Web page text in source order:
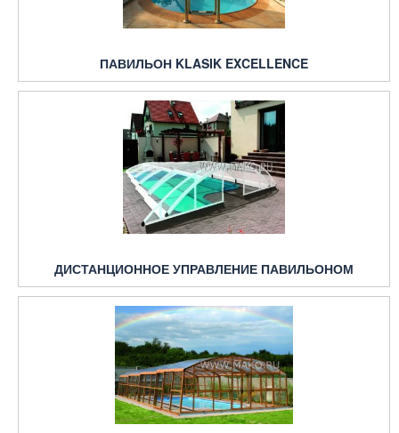
ПАВИЛЬОН KLASIK EXCELLENCE
ДИСТАНЦИОННОЕ УПРАВЛЕНИЕ ПАВИЛЬОНОМ